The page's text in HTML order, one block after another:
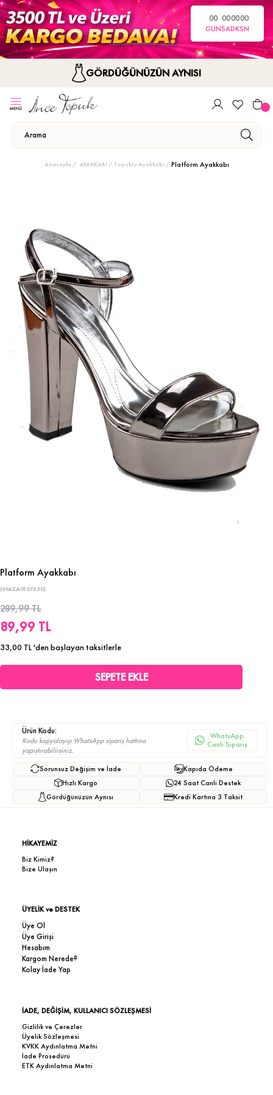
00
GÜN
00
SA
00
DK
00
SN
GÖRDÜĞÜNÜZÜN AYNISI
Anasayfa AYAKKABI Topuklu Ayakkabı Platform Ayakkabı
Platform Ayakkabı
(6YAZA0107630)
289,99 TL
89,99 TL
33,00 TL'den başlayan taksitlerle
Ürün Kodu:
Kodu kopyalayıp WhatsApp sipariş hattına
yapıştırabilirsiniz.
WhatsApp
Canlı Sipariş
Sorunsuz Değişim ve İade
Hızlı Kargo
Gördüğünüzün Aynısı
Kapıda Ödeme
24 Saat Canlı Destek
Kredi Kartına 3 Taksit
HİKAYEMİZ
Biz Kimiz?
Bize Ulaşın
ÜYELİK ve DESTEK
Üye Ol
Üye Girişi
Hesabım
Kargom Nerede?
Kolay İade Yap
İADE, DEĞİŞİM, KULLANICI SÖZLEŞMESİ
Gizlilik ve Çerezler
Üyelik Sözleşmesi
KVKK Aydınlatma Metni
İade Prosedürü
ETK Aydınlatma Metni